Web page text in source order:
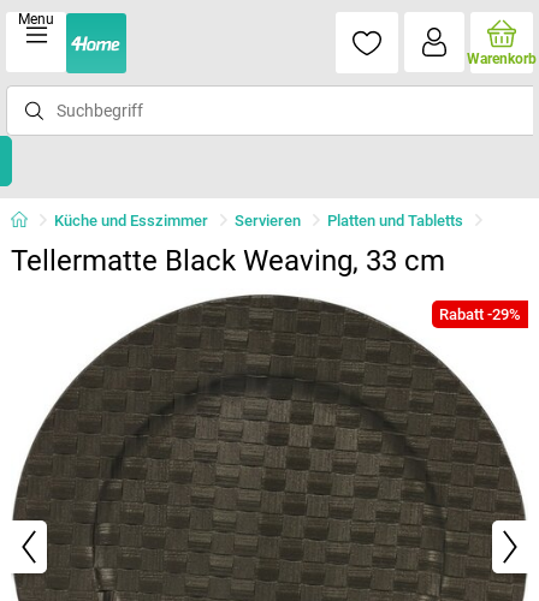
Menu
Warenkorb
Küche und Esszimmer Servieren Platten und Tabletts
Tellermatte Black Weaving, 33 cm
Rabatt -29%